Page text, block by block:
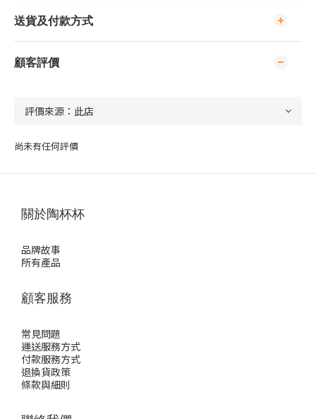
送貨及付款方式
顧客評價
尚未有任何評價
關於陶杯杯
品牌故事
所有產品
顧客服務
常見問題
運送服務方式
付款服務方式
退換貨政策
條款與細則